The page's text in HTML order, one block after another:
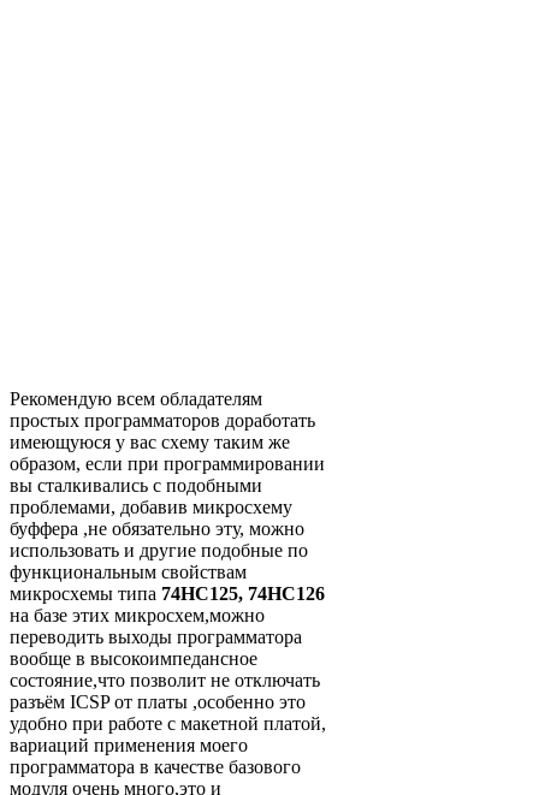
Рекомендую всем обладателям
простых программаторов доработать
имеющуюся у вас схему таким же
образом, если при программировании
вы сталкивались с подобными
проблемами, добавив микросхему
буффера ,не обязательно эту, можно
использовать и другие подобные по
функциональным свойствам
микросхемы типа 74HC125, 74HC126
на базе этих микросхем,можно
переводить выходы программатора
вообще в высокоимпедансное
состояние,что позволит не отключать
разъём ICSP от платы ,особенно это
удобно при работе с макетной платой,
вариаций применения моего
программатора в качестве базового
модуля очень много,это и